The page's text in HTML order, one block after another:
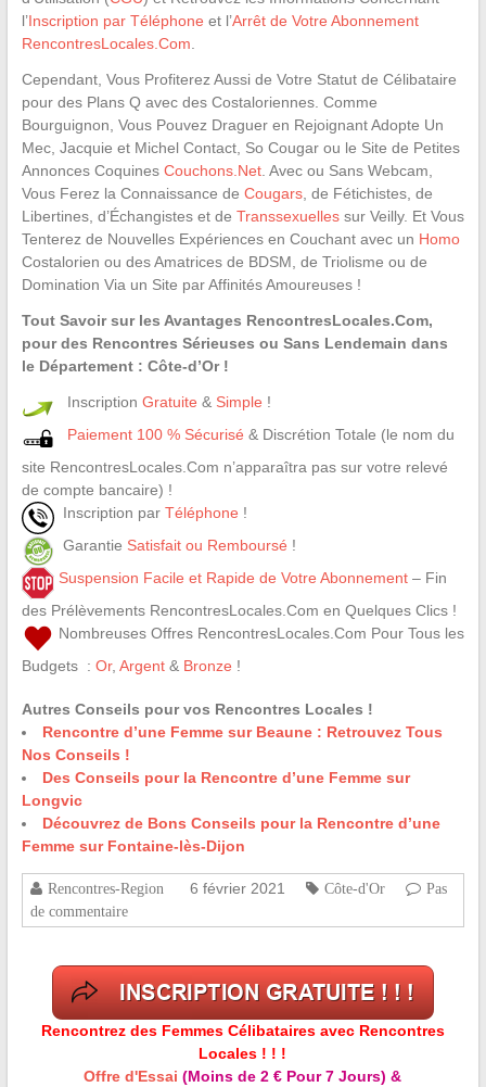
l’Inscription par Téléphone et l’Arrêt de Votre Abonnement
RencontresLocales.Com
Cependant, Vous Profiterez Aussi de Votre Statut de Célibataire
pour des Plans Q avec des Costaloriennes. Comme
Bourguignon, Vous Pouvez Draguer en Rejoignant Adopte Un
Mec, Jacquie et Michel Contact, So Cougar ou le Site de Petites
Annonces Coquines Couchons.Net. Avec ou Sans Webcam,
Vous Ferez la Connaissance de Cougars, de Fétichistes, de
Libertines, d’Échangistes et de Transsexuellessur Veilly. Et Vous
Tenterez de Nouvelles Expériences en Couchant avec un Homo
Costalorien ou des Amatrices de BDSM, de Triolisme ou de
Domination Via un Site par Affinités Amoureuses !
Tout Savoir sur les Avantages RencontresLocales.Com,
pour des Rencontres Sérieuses ou Sans Lendemain dans
le Département : Côte-d’Or !
Inscription Gratuite & Simple !
Paiement 100 % Sécurisé & Discrétion Totale (le nom du
site RencontresLocales.Com n’apparaîtra pas sur votre relevé
de compte bancaire) !
Inscription par Téléphone !
Garantie Satisfait ou Remboursé !
Suspension Facile et Rapide de Votre Abonnement– Fin
des Prélèvements RencontresLocales.Com en Quelques Clics !
Nombreuses Offres RencontresLocales.Com Pour Tous les
Budgets : Or, Argent& Bronze !
Autres Conseils pour vos Rencontres Locales !
Rencontre d’une Femme sur Beaune : Retrouvez Tous
Nos Conseils !
Des Conseils pour la Rencontre d’une Femme sur
Longvic
Découvrez de Bons Conseils pour la Rencontre d’une
Femme sur Fontaine-lès-Dijon
Rencontres-Region 6 février 2021 Côte-d'Or
Pas
de commentaire
Rencontrez des Femmes Célibataires avec Rencontres
Locales ! ! !
Offre d'Essai (Moins de 2 € Pour 7 Jours) &